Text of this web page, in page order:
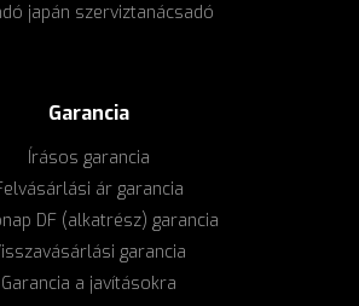
japán szerviztanácsadó
Garancia
Írásos garancia
ár garancia
DF (alkatrész) garancia
garancia
Garancia a javításokra